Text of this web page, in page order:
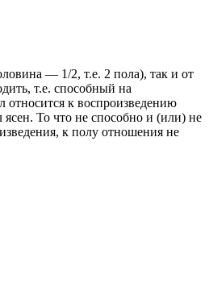
— 1/2, т.е. 2 пола), так и от
т.е. способный на
относится к воспроизведению
То что не способно и (или) не
к полу отношения не